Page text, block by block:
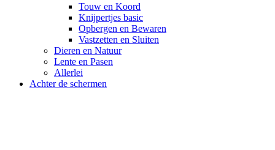
Touw en Koord
Knijpertjes basic
Opbergen en Bewaren
Vastzetten en Sluiten
Dieren en Natuur
Lente en Pasen
Allerlei
Achter de schermen